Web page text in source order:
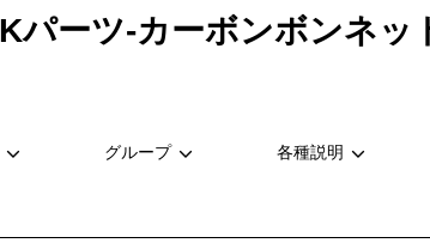
ーツ-カーボンボンネッ
グループ 各種説明